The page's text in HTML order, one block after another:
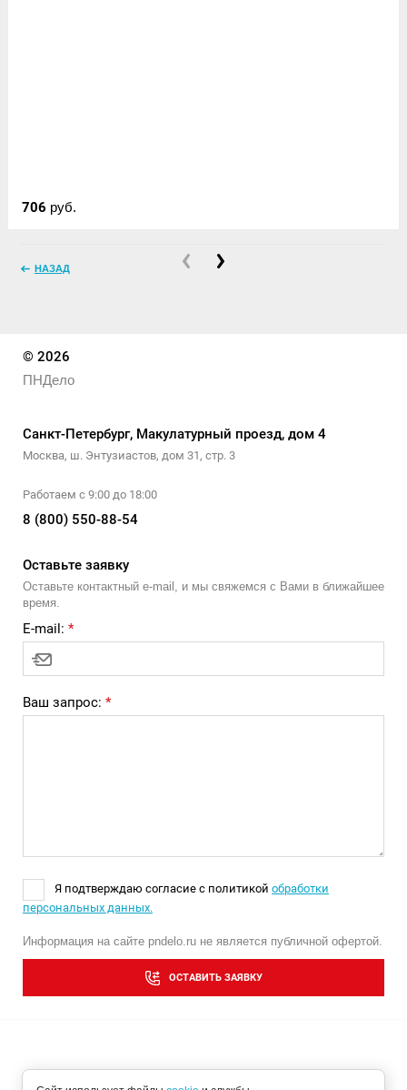
706 руб.
НАЗАД
© 2026
ПНДело
Санкт-Петербург, Макулатурный проезд, дом 4
Москва, ш. Энтузиастов, дом 31, стр. 3
Работаем с 9:00 до 18:00
8 (800) 550-88-54
Оставьте заявку
Оставьте контактный e-mail, и мы свяжемся с Вами в ближайшее
время.
E-mail: *
Ваш запрос: *
Я подтверждаю согласие с политикой обработки
персональных данных.
Информация на сайте pndelo.ru не является публичной офертой.
ОСТАВИТЬ ЗАЯВКУ